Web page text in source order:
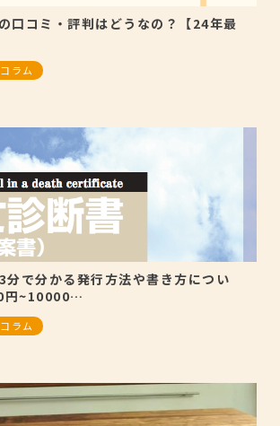
口コミ・評判はどうなの？【24年最
ラム
分で分かる発行方法や書き方につい
円~10000…
ラム